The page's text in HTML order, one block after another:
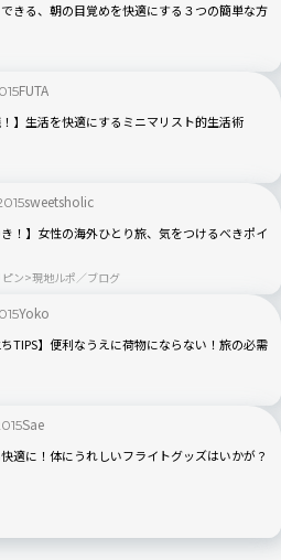
きる、朝の目覚めを快適にする３つの簡単な方
FUTA
！】生活を快適にするミニマリスト的生活術
sweetsholic
き！】女性の海外ひとり旅、気をつけるべきポイ
ン 現地ルポ／ブログ
Yoko
ちTIPS】便利なうえに荷物にならない！旅の必需
Sae
適に！体にうれしいフライトグッズはいかが？